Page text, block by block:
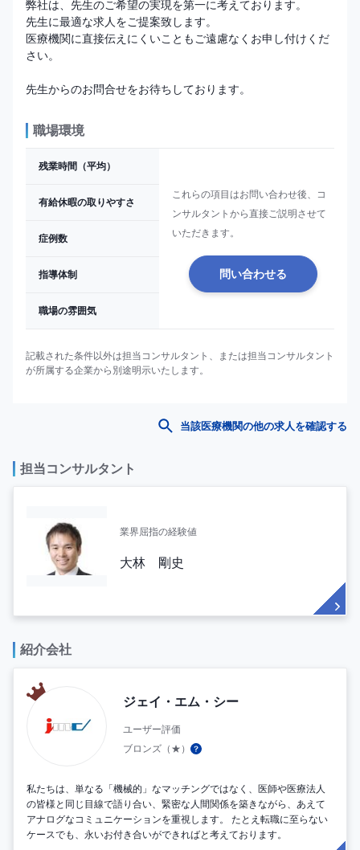
弊社は、先生のご希望の実現を第一に考えております。
先生に最適な求人をご提案致します。
医療機関に直接伝えにくいこともご遠慮なくお申し付けくだ
さい。
職場環境
残業時間（平均）
有給休暇の取りやすさ
症例数
指導体制
職場の雰囲気
これらの項目はお問い合わせ後、コ
ンサルタントから直接ご説明させて
いただきます。
問い合わせる
記載された条件以外は担当コンサルタント、または担当コンサルタント
が所属する企業から別途明示いたします。
当該医療機関の他の求人を確認する
担当コンサルタント
業界屈指の経験値
大林 剛史
紹介会社
ジェイ・エム・シー
ユーザー評価
ブロンズ（★）
私たちは、単なる「機械的」なマッチングではなく、医師や医療法人
の皆様と同じ目線で語り合い、緊密な人間関係を築きながら、あえて
アナログなコミュニケーションを重視します。 たとえ転職に至らない
ケースでも、永いお付き合いができればと考えております。